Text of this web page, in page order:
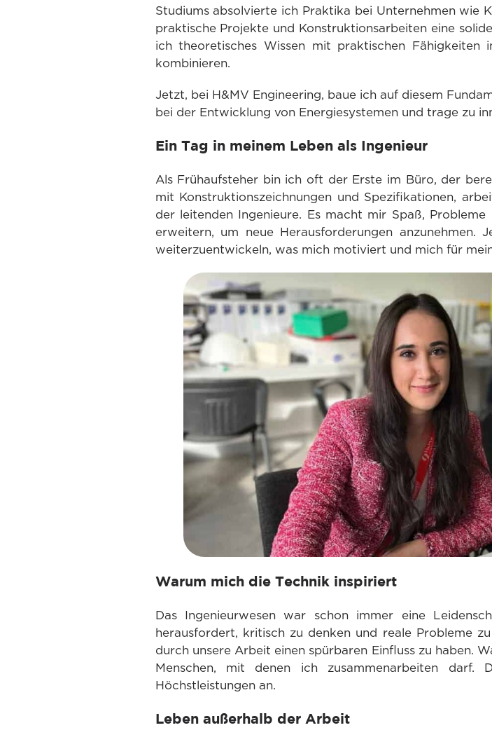
Studiums absolvierte ich Praktika bei Unternehmen wie
praktische Projekte und Konstruktionsarbeiten eine
ich theoretisches Wissen mit praktischen Fähigkeiten
kombinieren.
Jetzt, bei H&MV Engineering, baue ich auf diesem
bei der Entwicklung von Energiesystemen und trage zu
Ein Tag in meinem Leben als Ingenieur
Als Frühaufsteher bin ich oft der Erste im Büro, der
mit Konstruktionszeichnungen und Spezifikationen,
der leitenden Ingenieure. Es macht mir Spaß,
erweitern, um neue Herausforderungen
weiterzuentwickeln, was mich motiviert und mich für
Warum mich die Technik inspiriert
Das Ingenieurwesen war schon immer eine
herausfordert, kritisch zu denken und reale Probleme
durch unsere Arbeit einen spürbaren Einfluss zu haben.
Menschen, mit denen ich zusammenarbeiten
Höchstleistungen an.
Leben außerhalb der Arbeit